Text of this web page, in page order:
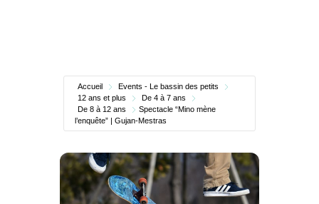
Accueil
Events - Le bassin des petits
12 ans et plus
De 4 à 7 ans
De 8 à 12 ans
Spectacle “Mino mène
l’enquête” | Gujan-Mestras